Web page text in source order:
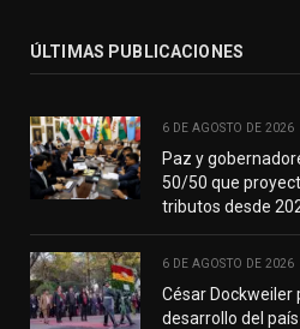
ÚLTIMAS PUBLICACIONES
6 DE AGOSTO DE 2026
Paz y
50/50 que
tributos desde
6 DE AGOSTO DE 2026
César Dockweiler
desarrollo del